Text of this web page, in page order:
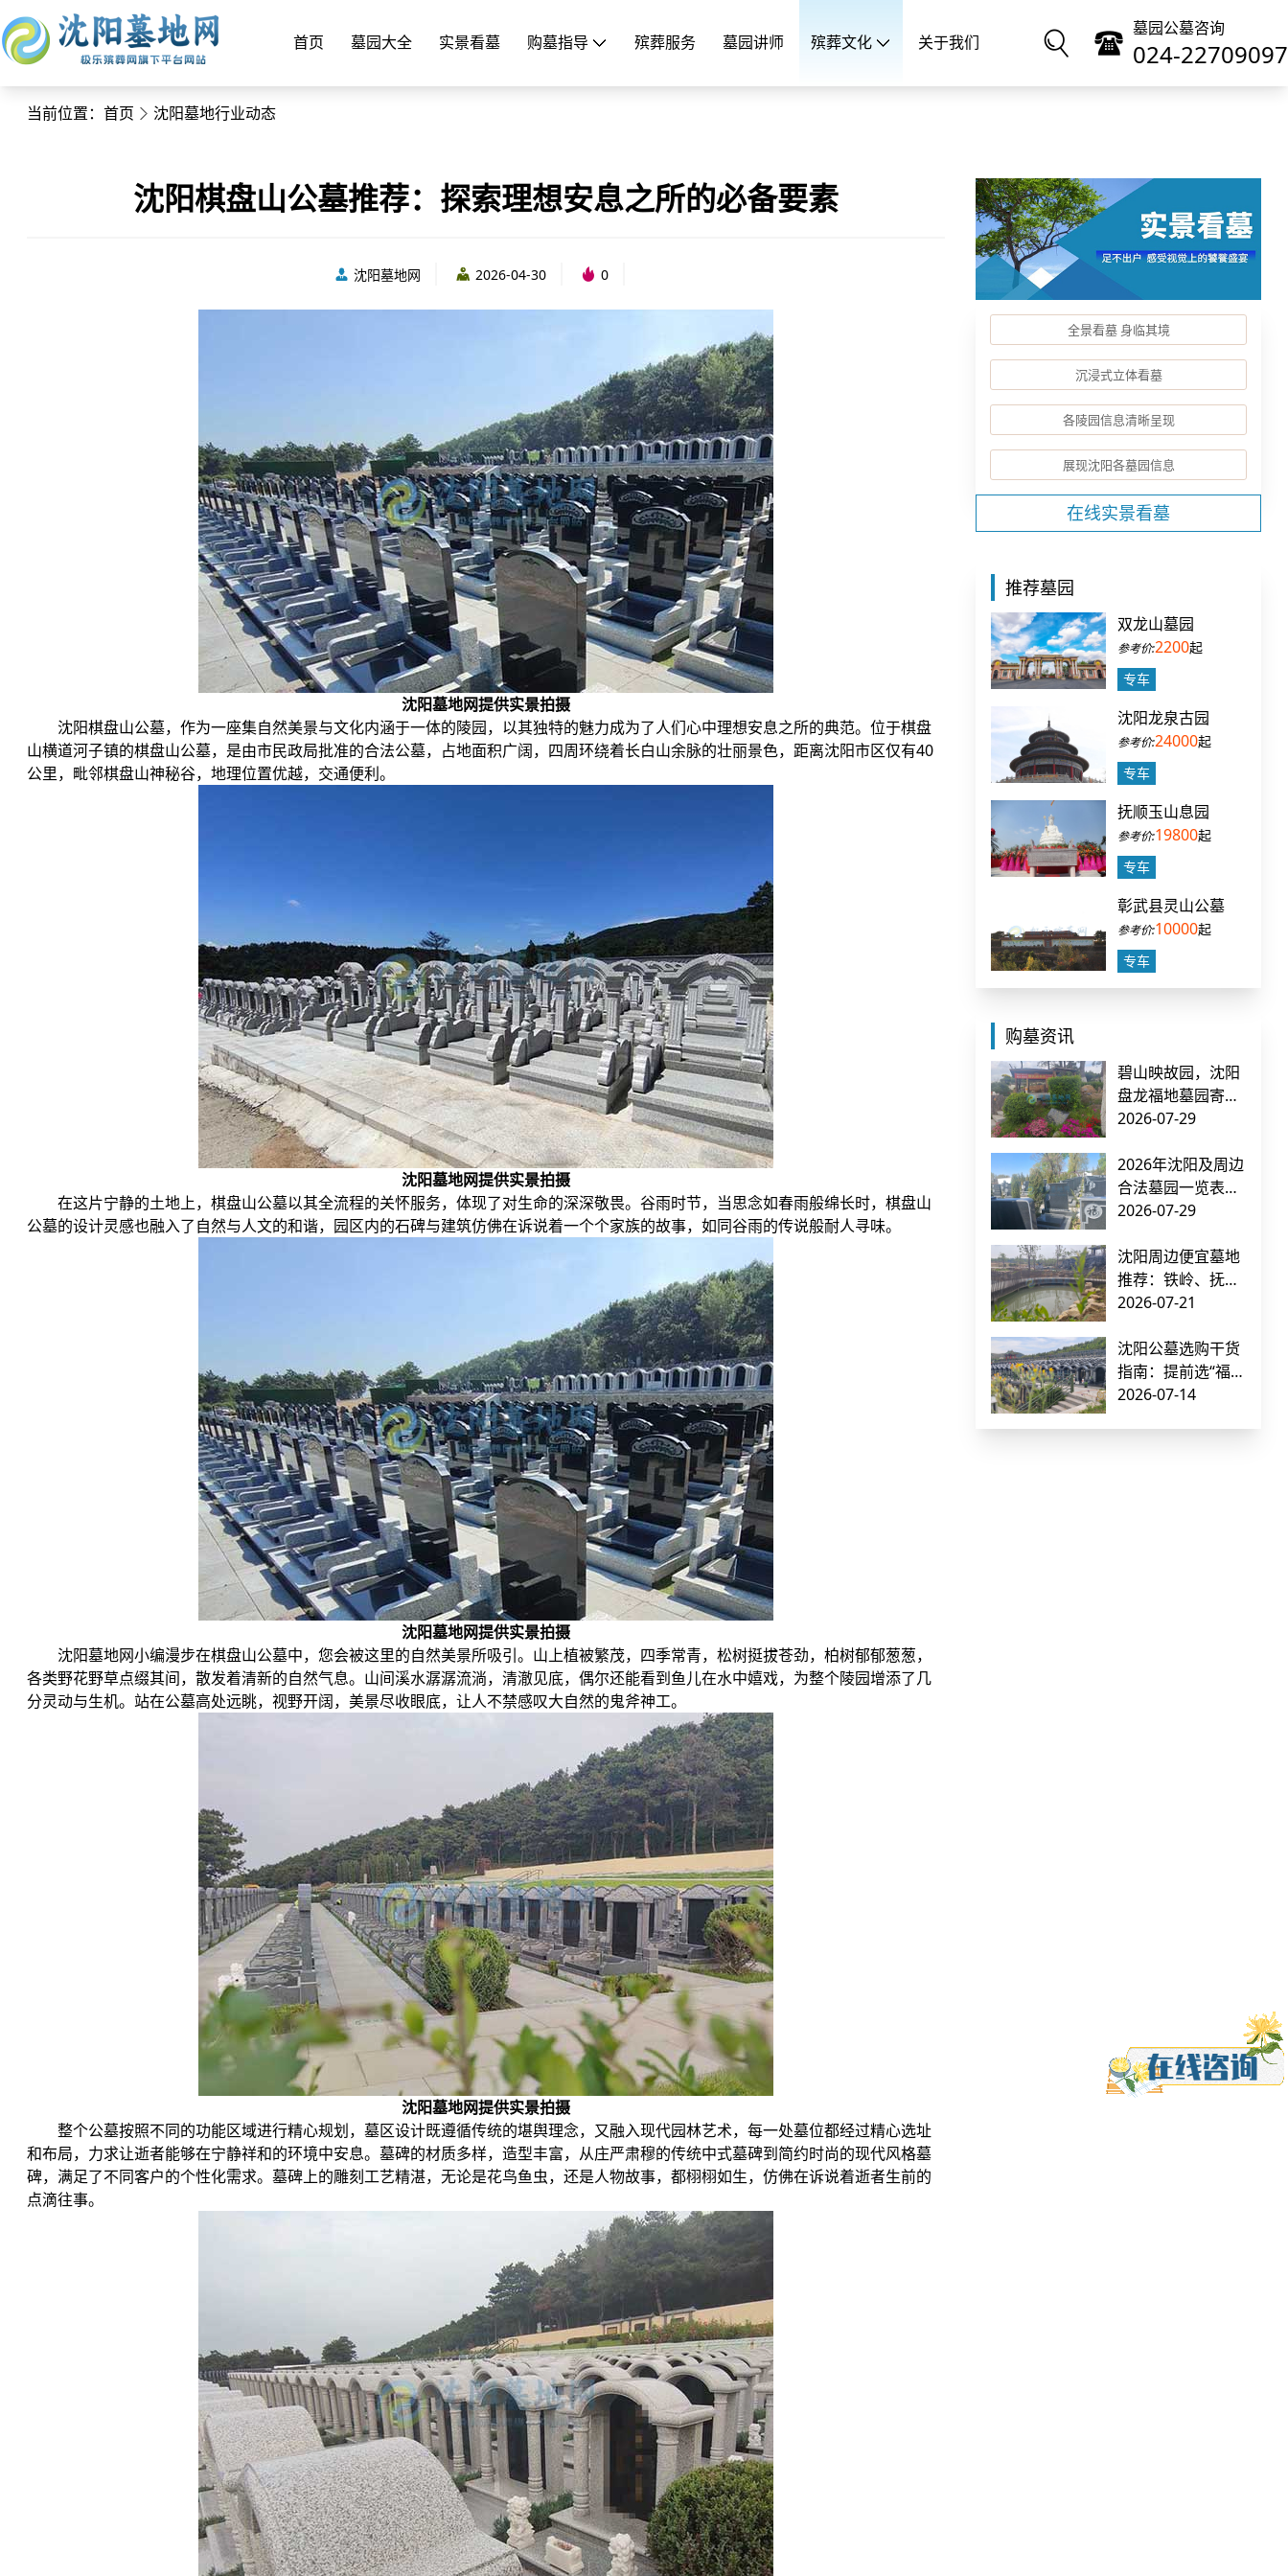
首页 墓园大全 实景看墓 购墓指导 殡葬服务 墓园讲师 殡葬文化 关于我们
墓园公墓咨询
024-22709097
当前位置： 首页 沈阳墓地行业动态
沈阳棋盘山公墓推荐：探索理想安息之所的必备要素
沈阳墓地网 2026-04-30 0
沈阳墓地网提供实景拍摄
沈阳棋盘山公墓，作为一座集自然美景与文化内涵于一体的陵园，以其独特的魅力成为了人们心中理想安息之所的典范。位于棋盘
山横道河子镇的棋盘山公墓，是由市民政局批准的合法公墓，占地面积广阔，四周环绕着长白山余脉的壮丽景色，距离沈阳市区仅有40
公里，毗邻棋盘山神秘谷，地理位置优越，交通便利。
沈阳墓地网提供实景拍摄
在这片宁静的土地上，棋盘山公墓以其全流程的关怀服务，体现了对生命的深深敬畏。谷雨时节，当思念如春雨般绵长时，棋盘山
公墓的设计灵感也融入了自然与人文的和谐，园区内的石碑与建筑仿佛在诉说着一个个家族的故事，如同谷雨的传说般耐人寻味。
沈阳墓地网提供实景拍摄
沈阳墓地网小编漫步在棋盘山公墓中，您会被这里的自然美景所吸引。山上植被繁茂，四季常青，松树挺拔苍劲，柏树郁郁葱葱，
各类野花野草点缀其间，散发着清新的自然气息。山间溪水潺潺流淌，清澈见底，偶尔还能看到鱼儿在水中嬉戏，为整个陵园增添了几
分灵动与生机。站在公墓高处远眺，视野开阔，美景尽收眼底，让人不禁感叹大自然的鬼斧神工。
沈阳墓地网提供实景拍摄
整个公墓按照不同的功能区域进行精心规划，墓区设计既遵循传统的堪舆理念，又融入现代园林艺术，每一处墓位都经过精心选址
和布局，力求让逝者能够在宁静祥和的环境中安息。墓碑的材质多样，造型丰富，从庄严肃穆的传统中式墓碑到简约时尚的现代风格墓
碑，满足了不同客户的个性化需求。墓碑上的雕刻工艺精湛，无论是花鸟鱼虫，还是人物故事，都栩栩如生，仿佛在诉说着逝者生前的
点滴往事。
全景看墓 身临其境
沉浸式立体看墓
各陵园信息清晰呈现
展现沈阳各墓园信息
在线实景看墓
推荐墓园
双龙山墓园
2200起
专车
沈阳龙泉古园
24000起
专车
抚顺玉山息园
19800起
专车
彰武县灵山公墓
10000起
专车
购墓资讯
碧山映故园，沈阳
盘龙福地墓园寄哀
思
2026-07-29
2026年沈阳及周边
合法墓园一览表：
正规有手续的公墓
2026-07-29
沈阳周边便宜墓地
推荐：铁岭、抚
顺、本溪低价公墓
指南）
2026-07-21
沈阳公墓选购干货
指南：提前选“福
地”容易踩的坑 + 5
2026-07-14